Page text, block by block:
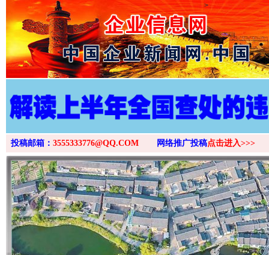
>
投稿邮箱： 3555333776@QQ.COM 网络推广投稿点击进入>>>